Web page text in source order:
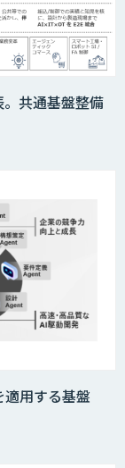
ラットフォー
共通基盤整備
用する基盤